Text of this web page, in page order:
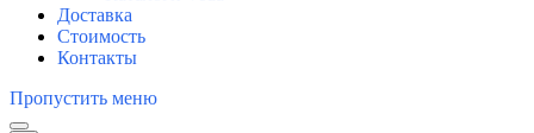
Доставка
Стоимость
Контакты
Пропустить меню